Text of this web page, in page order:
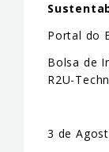
Portal do
Bolsa de
R2U-
3 de